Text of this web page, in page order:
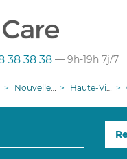
38 38 38 — 9h-19h 7j/7
Nouvelle-Aquitaine Haute-Vienne